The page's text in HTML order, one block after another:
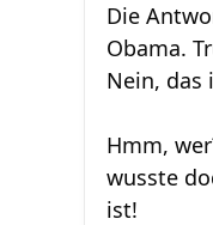
Die
Obama.
Nein, das
Hmm,
wusste
ist!